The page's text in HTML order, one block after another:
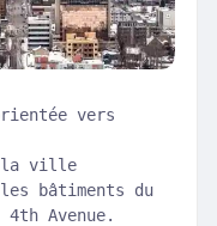
vers
la ville
bâtiments du
Avenue.